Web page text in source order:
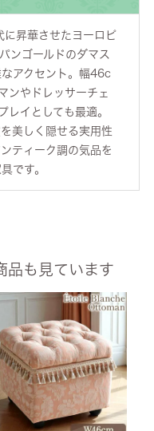
に昇華させたヨーロピ
ンゴールドのダマス
アクセント。幅46c
ンやドレッサーチェ
レイとしても最適。
美しく隠せる実用性
ティーク調の気品を
です。
品も見ています